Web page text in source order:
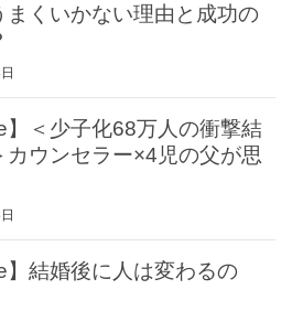
まくいかない理由と成功の
】＜少子化68万人の衝撃結
カウンセラー×4児の父が思
】結婚後に人は変わるの